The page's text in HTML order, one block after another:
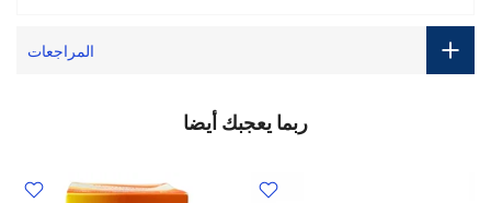
المراجعات
ربما يعجبك أيضا